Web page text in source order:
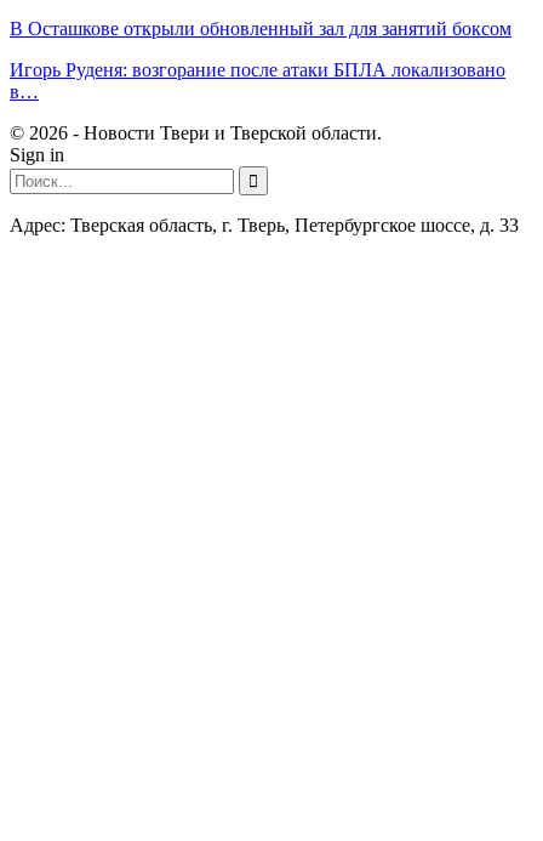
В Осташкове открыли обновленный зал для занятий боксом
Игорь Руденя: возгорание после атаки БПЛА локализовано
в…
© 2026 - Новости Твери и Тверской области.
Sign in
Адрес: Тверская область, г. Тверь, Петербургское шоссе, д. 33